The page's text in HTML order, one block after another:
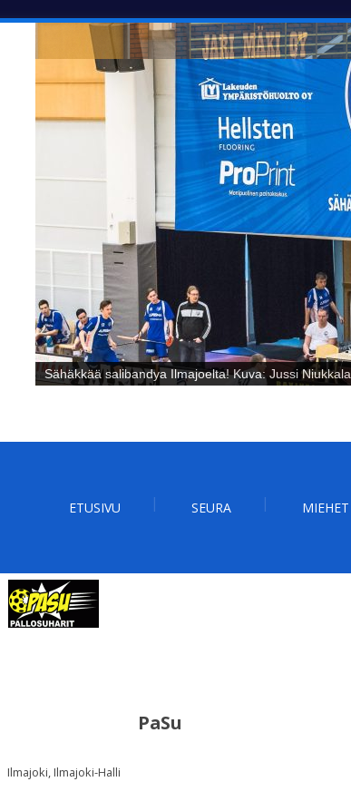
Sähäkkää salibandya Ilmajoelta! Kuva: Jussi Niukkala
ETUSIVU SEURA MIEHET
PaSu
Ilmajoki, Ilmajoki-Halli